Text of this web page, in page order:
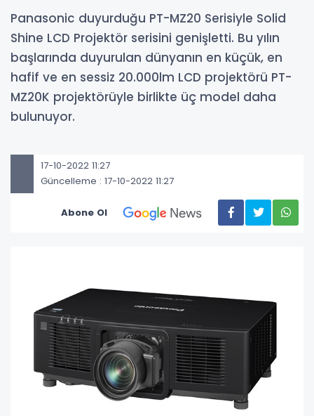
Panasonic duyurduğu PT-MZ20 Serisiyle Solid
Shine LCD Projektör serisini genişletti. Bu yılın
başlarında duyurulan dünyanın en küçük, en
hafif ve en sessiz 20.000lm LCD projektörü PT-
MZ20K projektörüyle birlikte üç model daha
bulunuyor.
17-10-2022 11:27
Güncelleme : 17-10-2022 11:27
Abone Ol